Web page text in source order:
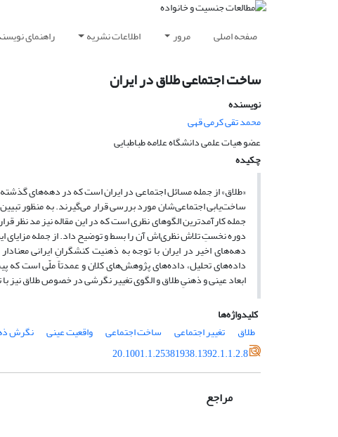
صفحه اصلی مرور اطلاعات نشریه راهنمای
ساخت اجتماعی طلاق در ایران
نویسنده
محمد تقی کرمی قهی
عضو هیات علمی دانشگاه علامه طباطبایی
چکیده
«طلاق» از جمله مسائل اجتماعی در ایران است که در دهه‌های
ساخت‌یابی اجتماعی‌شان مورد بررسی قرار می‌گیرند. به منظور
جمله کارآمدترین الگوهای نظری است که در این مقاله نیز مد نظر
دوره‌ نخستِ تلاش نظری‌اش آن را بسط و توضیح داد. از جمله مزایای
دهه‌های اخیر در ایران با توجه به ذهنیت کنشگرانِ ایرانی
داده‌های تحلیل، داده‌های پژوهش‌های کلان و عمدتاً ملّی است که
ابعاد عینی و ذهنیِ طلاق و الگوی تغییر نگرشی در خصوص طلاق نیز
کلیدواژه‌ها
طلاق
تغییر اجتماعی ساخت اجتماعی واقعیت عینی
نگرش
20.1001.1.25381938.1392.1.1.2.8
مراجع